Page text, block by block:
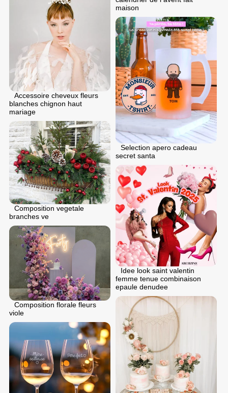
maison
Accessoire cheveux fleurs
blanches chignon haut
mariage
Selection apero cadeau
secret santa
Composition vegetale
branches ve
Idee look saint valentin
femme tenue combinaison
epaule denudee
Composition florale fleurs
viole